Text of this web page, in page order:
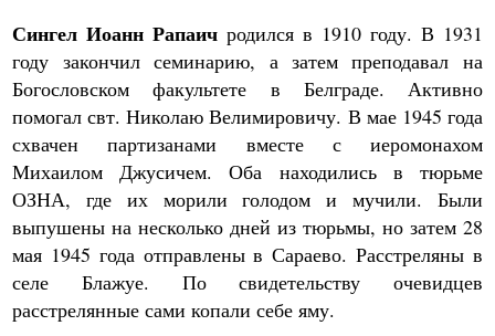
Сингел Иоанн Рапаич родился в 1910 году. В 1931
году закончил семинарию, а затем преподавал на
Богословском факультете в Белграде. Активно
помогал свт. Николаю Велимировичу. В мае 1945 года
схвачен партизанами вместе с иеромонахом
Михаилом Джусичем. Оба находились в тюрьме
ОЗНА, где их морили голодом и мучили. Были
выпушены на несколько дней из тюрьмы, но затем 28
мая 1945 года отправлены в Сараево. Расстреляны в
селе Блажуе. По свидетельству очевидцев
расстрелянные сами копали себе яму.